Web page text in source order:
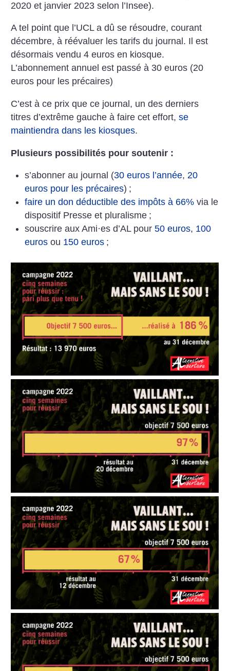
2020 et janvier 2023 selon l’Insee).
A tel point que l’UCL a dû se résoudre, courant
décembre, à réévaluer les tarifs du journal. Il est
désormais vendu 4 euros en kiosque.
L’abonnement annuel est passé à 30 euros (20
euros pour les précaires)
C’est à ce prix que ce journal, un des derniers
titres d’extrême gauche à faire cet effort,se
maintiendra dans les kiosques.
Plusieurs possibilités pour soutenir :
s’abonner au journal (30 euros l’année, 20
euros pour les précaires) ;
faire un don déductible des impôts à 66%via le
dispositif Presse et pluralisme ;
souscrire aux Ami·es d’AL pour 50 euros, 100
eurosou 150 euros ;